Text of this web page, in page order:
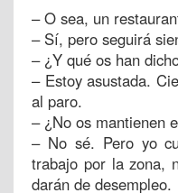
– O sea, un
– Sí, pero seguirá
– ¿Y qué os han
– Estoy asustada.
al paro.
– ¿No os mantienen
– No sé. Pero yo
trabajo por la zona,
darán de desempleo.